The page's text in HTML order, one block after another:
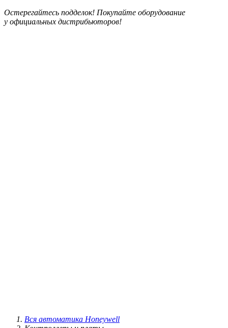
Остерегайтесь подделок! Покупайте оборудование
у официальных дистрибьюторов!
Вся автоматика Honeywell